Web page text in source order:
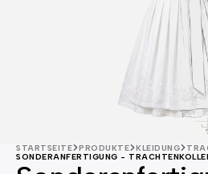
STARTSEITE PRODUKTE KLEIDUNG
SONDERANFERTIGUNG -